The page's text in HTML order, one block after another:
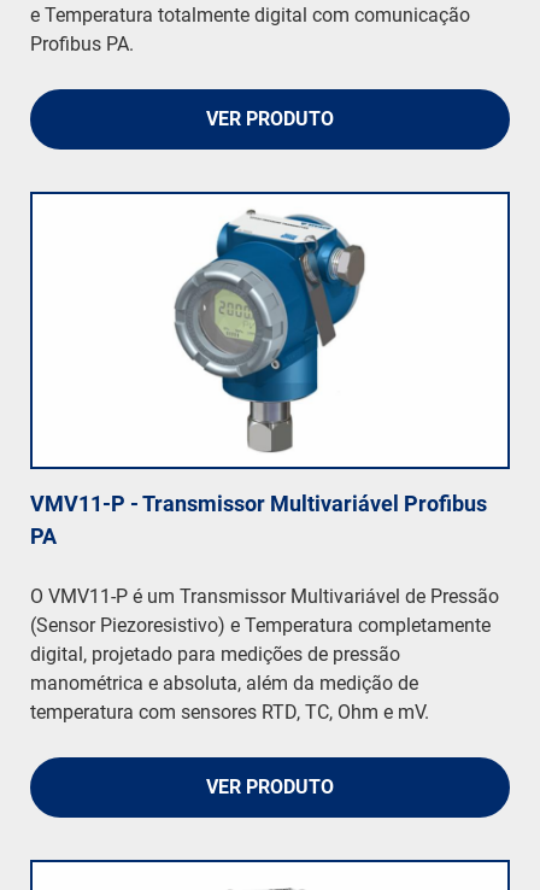
e Temperatura totalmente digital com comunicação
Profibus PA.
VER PRODUTO
VMV11-P - Transmissor Multivariável Profibus
PA
O VMV11-P é um Transmissor Multivariável de Pressão
(Sensor Piezoresistivo) e Temperatura completamente
digital, projetado para medições de pressão
manométrica e absoluta, além da medição de
temperatura com sensores RTD, TC, Ohm e mV.
VER PRODUTO